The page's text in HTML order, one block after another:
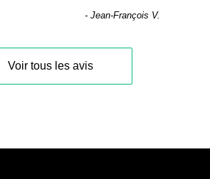
- Jean-François V.
Voir tous les avis